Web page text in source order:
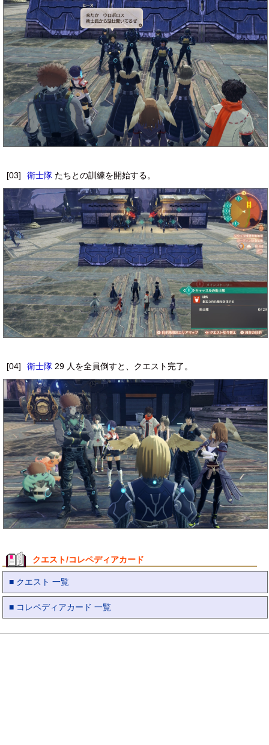
[03] 衛士隊たちとの訓練を開始する。
[04] 衛士隊29 人を全員倒すと、クエスト完了。
クエスト/コレペディアカード
■ クエスト 一覧
■ コレペディアカード 一覧